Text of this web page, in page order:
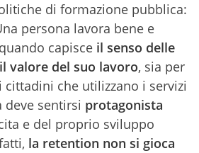
di formazione pubblica:
persona lavora bene e
capisce il senso delle
valore del suo lavoro, sia per
cittadini che utilizzano i servizi
deve sentirsi protagonista
e del proprio sviluppo
la retention non si gioca